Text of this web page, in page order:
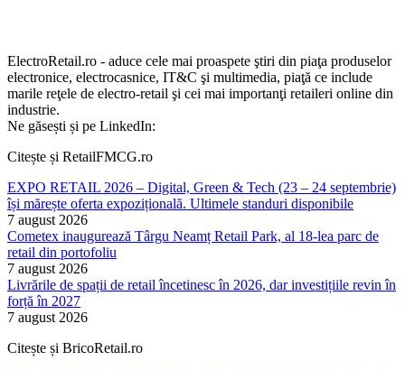
ElectroRetail.ro - aduce cele mai proaspete ştiri din piaţa produselor
electronice, electrocasnice, IT&C şi multimedia, piaţă ce include
marile reţele de electro-retail şi cei mai importanţi retaileri online din
industrie.
Ne găsești și pe LinkedIn:
Citește și RetailFMCG.ro
EXPO RETAIL 2026 – Digital, Green & Tech (23 – 24 septembrie)
își mărește oferta expozițională. Ultimele standuri disponibile
7 august 2026
Cometex inaugurează Târgu Neamț Retail Park, al 18-lea parc de
retail din portofoliu
7 august 2026
Livrările de spații de retail încetinesc în 2026, dar investițiile revin în
forță în 2027
7 august 2026
Citește și BricoRetail.ro